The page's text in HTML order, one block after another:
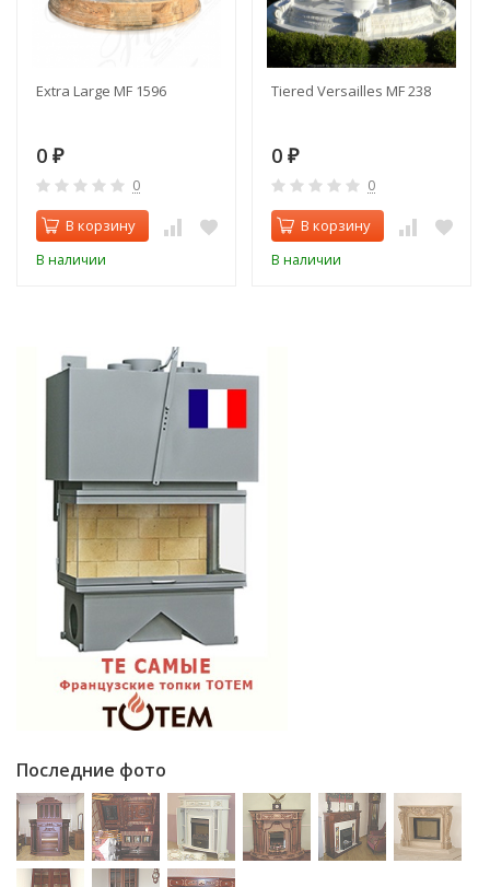
Extra Large MF 1596
0 ₽
0
В корзину
В наличии
Tiered Versailles MF 238
0 ₽
0
В корзину
В наличии
Последние фото